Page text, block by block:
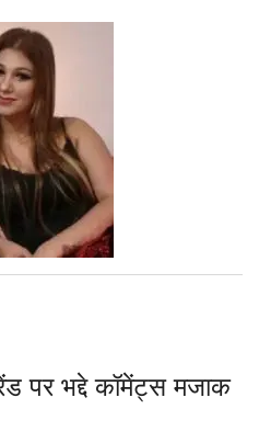
पर भद्दे कॉमेंट्स मजाक